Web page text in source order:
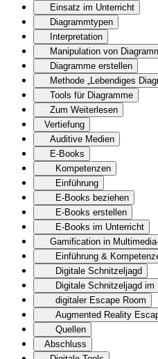
Einsatz im Unterricht
Diagrammtypen
Interpretation
Manipulation von
Diagramme erstellen
Methode „Lebendiges
Tools für Diagramme
Zum Weiterlesen
Vertiefung
Auditive Medien
E-Books
Kompetenzen
Einführung
E-Books beziehen
E-Books erstellen
E-Books im Unterricht
Gamification in
Einführung &
Digitale Schnitzeljagd
Digitale Schnitzeljagd im
digitaler Escape Room
Augmented Reality
Quellen
Abschluss